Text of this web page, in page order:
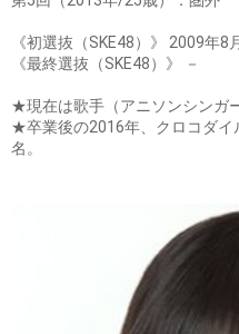
《初選抜（SKE48）》 2009年8
《最終選抜（SKE48）》 －
★現在は歌手（アニソンシンガ
★卒業後の2016年、クロコダイ
名。